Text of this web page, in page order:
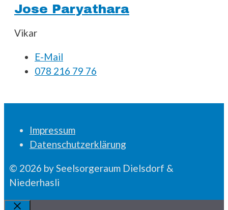
Jose Paryathara
Vikar
E-Mail
078 216 79 76
Impressum
Datenschutzerklärung
© 2026 by Seelsorgeraum Dielsdorf &
Niederhasli